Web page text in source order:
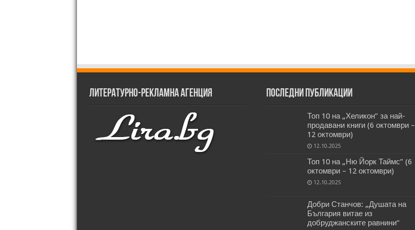
Литературно-рекламна агенция Последни публикации
Топ 10 на „Хеликон” за най-
продавани книги (6 октомври –
12 октомври)
12.10.2025
Топ 10 на „Ню Йорк Таймс” (6
октомври – 12 октомври)
12.10.2025
Добри Станчов: „Душата на
България витае из
добруджанските равнини“